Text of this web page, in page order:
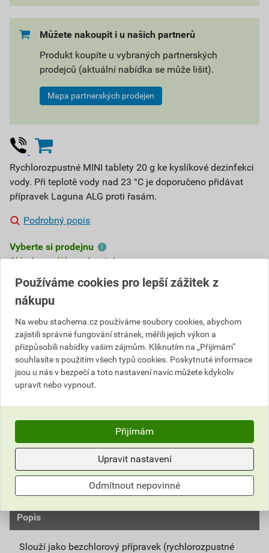
Můžete nakoupit i u našich partnerů
Produkt koupíte u vybraných partnerských
prodejců (aktuální nabídka se může lišit).
Mapa partnerských prodejen
Rychlorozpustné MINI tablety 20 g ke kyslíkové dezinfekci
vody. Při teplotě vody nad 23 °C je doporučeno přidávat
přípravek Laguna ALG proti řasám.
Podrobný popis
Vyberte si prodejnu
Skladem v (1) prodejnách
654,61 Kč
736,44 Kčza kg
589,15 Kčza ks
608,63 Kč za kg
486,90 Kč za ks
ks Do košíku
Do košíku přidáte1 ks / 0,8 kgza589,15Kčs DPH
(486,90Kčbez DPH).
Číslo položky:2152014820
Katalogový kód: KZ7S3
Stachema
Popis
Slouží jako bezchlorový přípravek (rychlorozpustné
Používáme cookies pro lepší zážitek z
nákupu
Na webu stachema.cz používáme soubory cookies, abychom
zajistili správné fungování stránek, měřili jejich výkon a
přizpůsobili nabídky vašim zájmům. Kliknutím na „Přijímám“
souhlasíte s použitím všech typů cookies. Poskytnuté informace
jsou u nás v bezpečí a toto nastavení navíc můžete kdykoliv
upravit nebo vypnout.
Přijímám
Upravit nastavení
Odmítnout nepovinné